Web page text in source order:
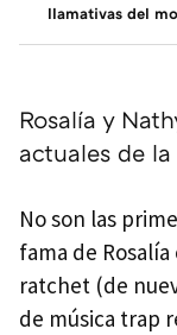
llamativas del
Rosalía y
actuales de
No son las
fama de
ratchet (de
de música trap